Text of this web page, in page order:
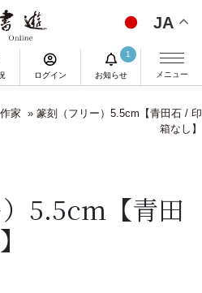
JA
ログイン お知らせ
1
メニュー
家 » 篆刻（フリー）5.5cm【青田石 / 印
箱なし】
5.5cm【青田